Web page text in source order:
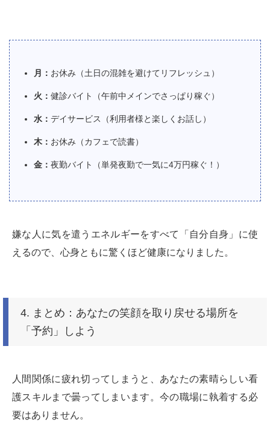
月： お休み（土日の混雑を避けてリフレッシュ）
火： 健診バイト（午前中メインでさっぱり稼ぐ）
水： デイサービス（利用者様と楽しくお話し）
木： お休み（カフェで読書）
金： 夜勤バイト（単発夜勤で一気に4万円稼ぐ！）
嫌な人に気を遣うエネルギーをすべて「自分自身」に使
えるので、心身ともに驚くほど健康になりました。
4. まとめ：あなたの笑顔を取り戻せる場所を
「予約」しよう
人間関係に疲れ切ってしまうと、あなたの素晴らしい看
護スキルまで曇ってしまいます。今の職場に執着する必
要はありません。